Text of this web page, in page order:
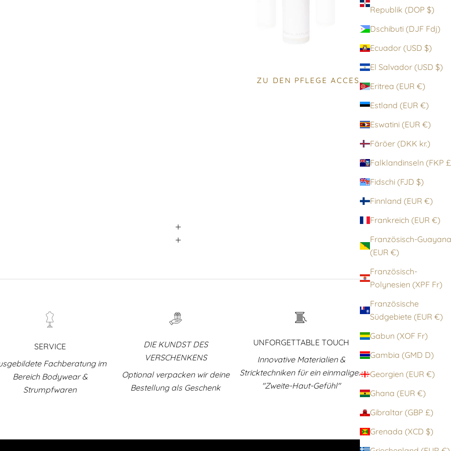
Republik (DOP $)
Dschibuti (DJF Fdj)
Ecuador (USD $)
El Salvador (USD $)
Eritrea (EUR €)
Estland (EUR €)
Eswatini (EUR €)
Färöer (DKK kr.)
Fidschi (FJD $)
Finnland (EUR €)
Frankreich (EUR €)
Französisch-Guayana
(EUR €)
Französisch-
Polynesien (XPF Fr)
Französische
Südgebiete (EUR €)
Gabun (XOF Fr)
Gambia (GMD D)
Georgien (EUR €)
Ghana (EUR €)
Gibraltar (GBP £)
Grenada (XCD $)
ZU DEN PFLEGE ACCESSOIRES
SERVICE
Fachberatung im
Bereich Bodywear &
Strumpfwaren
DIE KUNDST DES
VERSCHENKENS
Optional verpacken wir deine
Bestellung als Geschenk
UNFORGETTABLE TOUCH
Innovative Materialien &
Stricktechniken für ein einmaliges
"Zweite-Haut-Gefühl"